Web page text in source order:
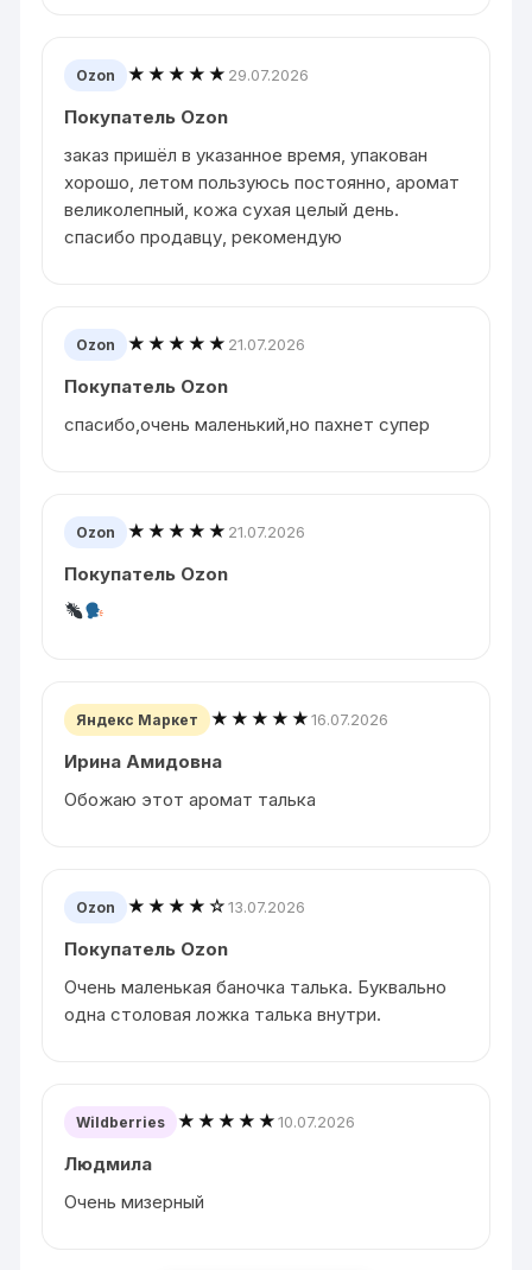
Ozon ★★★★★ 29.07.2026
Покупатель Ozon
заказ пришёл в указанное время, упакован
хорошо, летом пользуюсь постоянно, аромат
великолепный, кожа сухая целый день.
спасибо продавцу, рекомендую
Ozon ★★★★★ 21.07.2026
Покупатель Ozon
спасибо,очень маленький,но пахнет супер
Ozon ★★★★★ 21.07.2026
Покупатель Ozon
Яндекс Маркет ★★★★★16.07.2026
Ирина Амидовна
Обожаю этот аромат талька
Ozon ★★★★☆13.07.2026
Покупатель Ozon
Очень маленькая баночка талька. Буквально
одна столовая ложка талька внутри.
Wildberries ★★★★★10.07.2026
Людмила
Очень мизерный